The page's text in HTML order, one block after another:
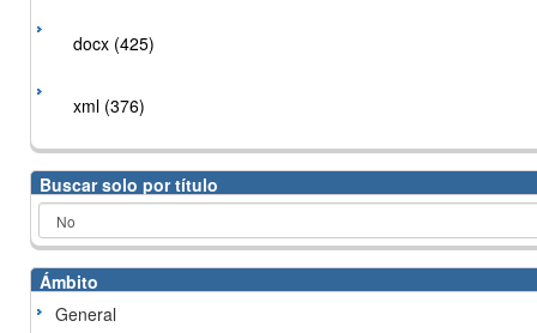
docx (425)
xml (376)
Buscar solo por título
Ámbito
General